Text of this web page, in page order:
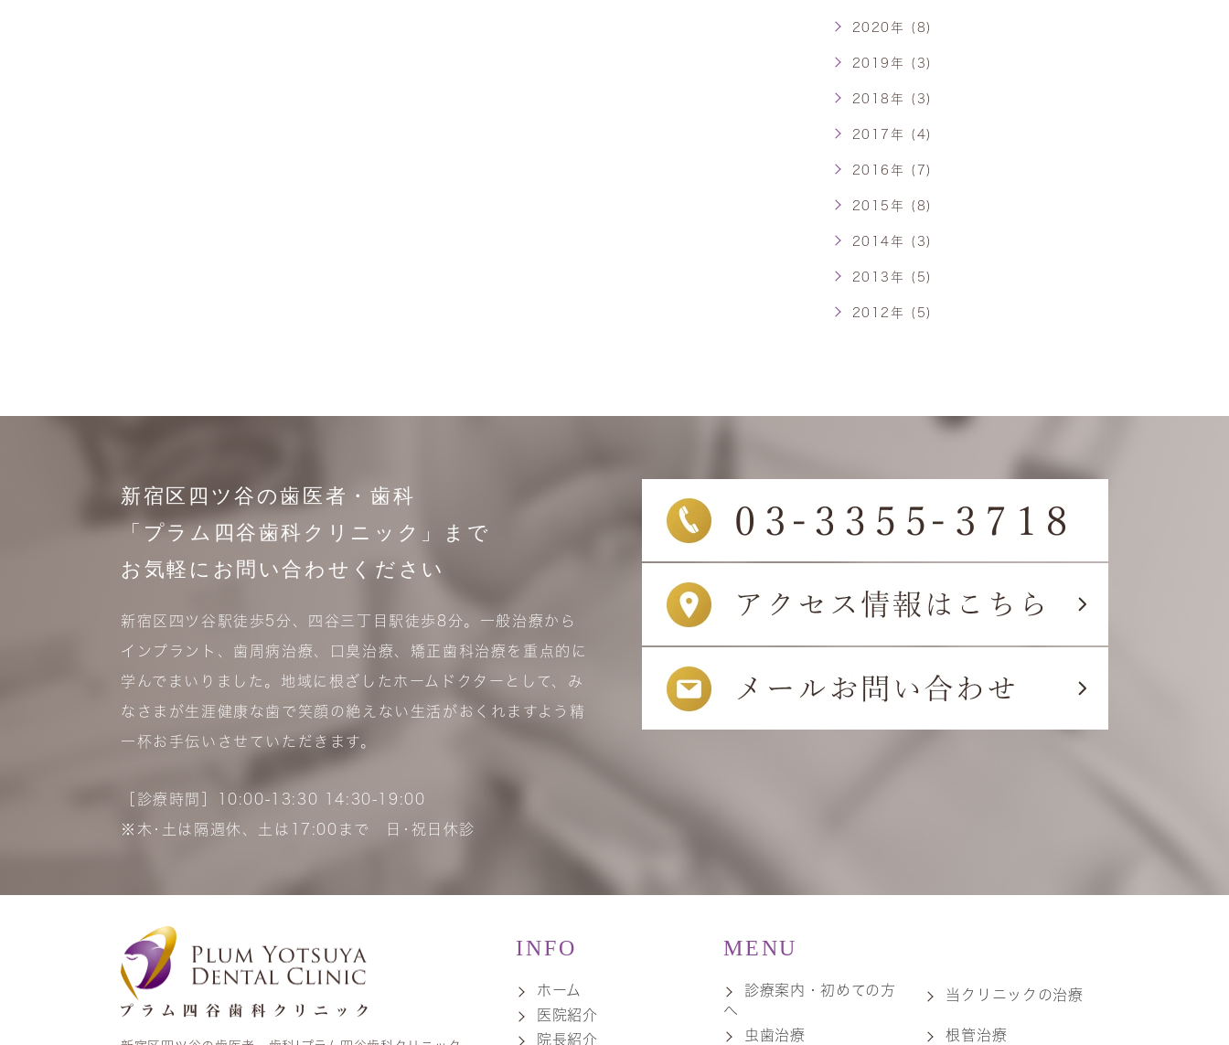
2020年 (8)
2019年 (3)
2018年 (3)
2017年 (4)
2016年 (7)
2015年 (8)
2014年 (3)
2013年 (5)
2012年 (5)
新宿区四ツ谷の歯医者・歯科
「プラム四谷歯科クリニック」まで
お気軽にお問い合わせください
新宿区四ツ谷駅徒歩5分、四谷三丁目駅徒歩8分。一般治療から
インプラント、歯周病治療、口臭治療、矯正歯科治療を重点的に
学んでまいりました。地域に根ざしたホームドクターとして、み
なさまが生涯健康な歯で笑顔の絶えない生活がおくれますよう精
一杯お手伝いさせていただきます。
［診療時間］10:00-13:30 14:30-19:00
※木･土は隔週休、土は17:00まで 日･祝日休診
INFO
ホーム
医院紹介
院長紹介
MENU
診療案内・初めての方
へ
当クリニックの治療
虫歯治療 根管治療